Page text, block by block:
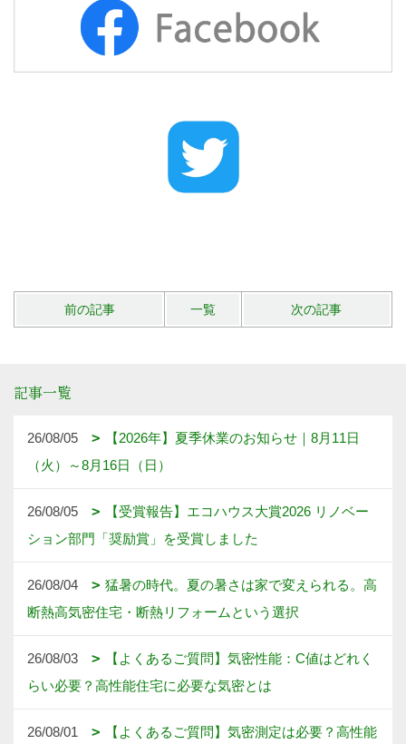
前の記事 一覧 次の記事
記事一覧
26/08/05
【2026年】夏季休業のお知らせ｜8月11日
（火）～8月16日（日）
26/08/05
【受賞報告】エコハウス大賞2026 リノベー
ション部門「奨励賞」を受賞しました
26/08/04
猛暑の時代。夏の暑さは家で変えられる。高
断熱高気密住宅・断熱リフォームという選択
26/08/03
【よくあるご質問】気密性能：C値はどれく
らい必要？高性能住宅に必要な気密とは
26/08/01
【よくあるご質問】気密測定は必要？高性能